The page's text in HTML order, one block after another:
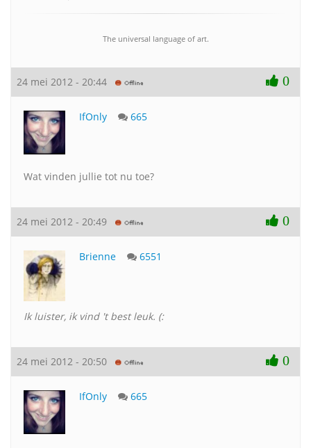
The universal language of art.
24 mei 2012 - 20:44 0
IfOnly 665
Wat vinden jullie tot nu toe?
24 mei 2012 - 20:49 0
Brienne 6551
Ik luister, ik vind 't best leuk. (:
24 mei 2012 - 20:50 0
IfOnly 665